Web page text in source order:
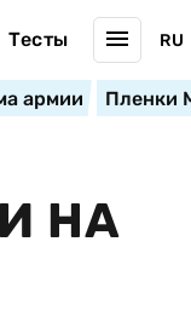
Тесты RU
армии Пленки
НА